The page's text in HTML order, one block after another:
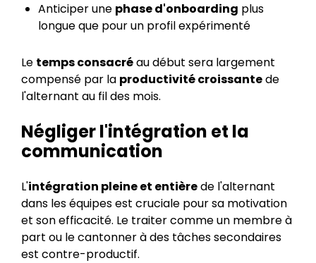
Anticiper une phase d'onboarding plus
longue que pour un profil expérimenté
Le temps consacréau début sera largement
compensé par la productivité croissantede
l'alternant au fil des mois.
Négliger l'intégration et la
communication
L'intégration pleine et entièrede l'alternant
dans les équipes est cruciale pour sa motivation
et son efficacité. Le traiter comme un membre à
part ou le cantonner à des tâches secondaires
est contre-productif.